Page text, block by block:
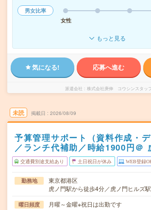
男女比率
女性
もっと見る
気になる! 応募へ進む
派遣会社 株式会社庚伸 コウシンスタッ
未読 掲載日 2026/08/09
予算管理サポート（資料作成・デ
／ランチ代補助／時給1900円＠
交通費別途支給あり 土日祝日が休み WEB登録
勤務地
東京都港区
虎ノ門駅から徒歩4分／虎ノ門ヒルズ
曜日頻度 月曜～金曜※祝日は出勤です